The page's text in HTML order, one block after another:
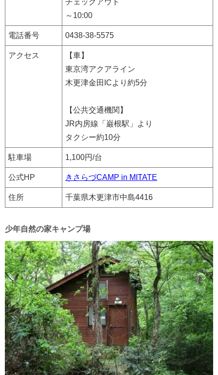
チェックアウト
～10:00
電話番号 0438-38-5575
アクセス
【車】
東京湾アクアライン
木更津金田ICより約5分
【公共交通機関】
JR内房線「巌根駅」より
タクシー約10分
駐車場 1,100円/台
公式HP きさらづCAMP in MITATE
住所 千葉県木更津市中島4416
少年自然の家キャンプ場